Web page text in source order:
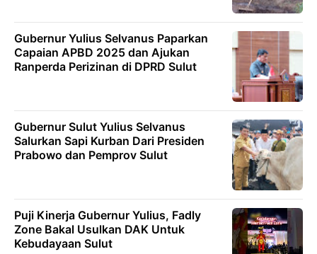
Gubernur Yulius Selvanus Paparkan
Capaian APBD 2025 dan Ajukan
Ranperda Perizinan di DPRD Sulut
Gubernur Sulut Yulius Selvanus
Salurkan Sapi Kurban Dari Presiden
Prabowo dan Pemprov Sulut
Puji Kinerja Gubernur Yulius, Fadly
Zone Bakal Usulkan DAK Untuk
Kebudayaan Sulut